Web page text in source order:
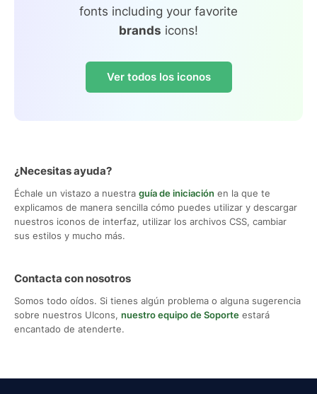
fonts including your favorite
brands icons!
Ver todos los iconos
¿Necesitas ayuda?
Échale un vistazo a nuestra guía de iniciación en la que te
explicamos de manera sencilla cómo puedes utilizar y descargar
nuestros iconos de interfaz, utilizar los archivos CSS, cambiar
sus estilos y mucho más.
Contacta con nosotros
Somos todo oídos. Si tienes algún problema o alguna sugerencia
sobre nuestros UIcons, nuestro equipo de Soporte estará
encantado de atenderte.